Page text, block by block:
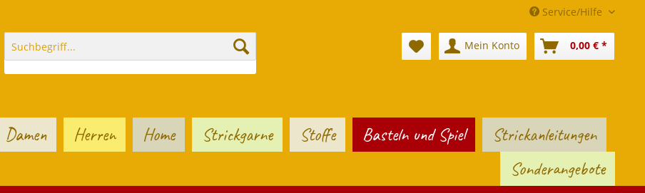
Service/Hilfe
Mein Konto 0,00 € *
Damen Herren Home Strickgarne Stoffe Basteln und Spiel
Strickanleitungen
Sonderangebote